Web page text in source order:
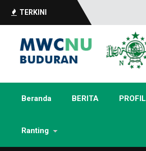
TERKINI
Beranda BERITA PROFIL
Ranting